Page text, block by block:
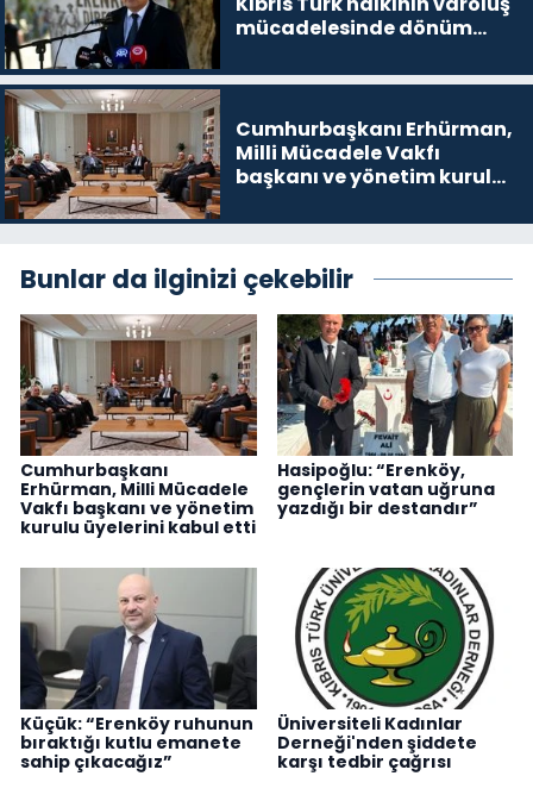
mücadelesinde dönüm
Cumhurbaşkanı Erhürman,
Milli Mücadele Vakfı
başkanı ve yönetim kurulu
Bunlar da ilginizi çekebilir
Cumhurbaşkanı
Erhürman, Milli Mücadele
Vakfı başkanı ve yönetim
kurulu üyelerini kabul etti
Hasipoğlu: “Erenköy,
gençlerin vatan uğruna
yazdığı bir destandır”
Küçük: “Erenköy ruhunun
bıraktığı kutlu emanete
sahip çıkacağız”
Üniversiteli Kadınlar
Derneği'nden şiddete
karşı tedbir çağrısı